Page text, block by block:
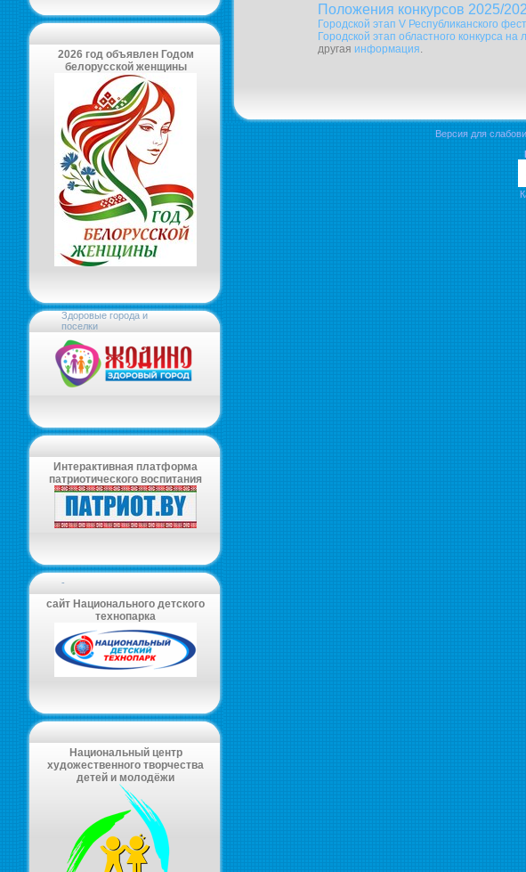
2026 год объявлен Годом
белорусской женщины
Здоровые города и
поселки
Интерактивная платформа
патриотического воспитания
-
сайт Национального детского
технопарка
Национальный центр
художественного творчества
детей и молодёжи
Положения конкурсов 2025/
Городской этап V Республиканского
Городской этап областного конкурса
другая информация
Версия для